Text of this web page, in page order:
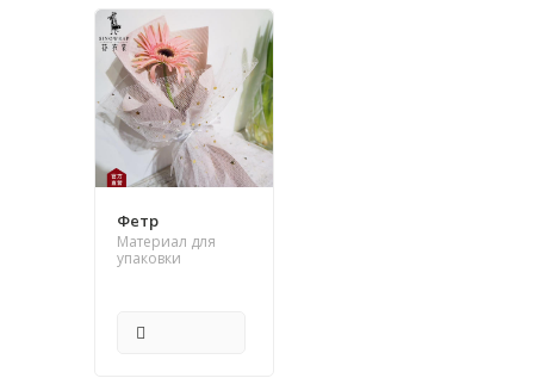
Фетр
Материал для
упаковки